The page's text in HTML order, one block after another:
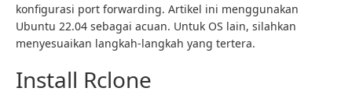
konfigurasi port forwarding. Artikel ini menggunakan
Ubuntu 22.04 sebagai acuan. Untuk OS lain, silahkan
menyesuaikan langkah-langkah yang tertera.
Install Rclone